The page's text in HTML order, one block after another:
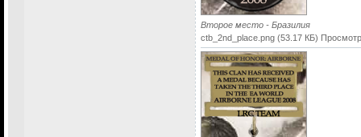
Второе место - Бразилия
ctb_2nd_place.png (53.17 КБ)